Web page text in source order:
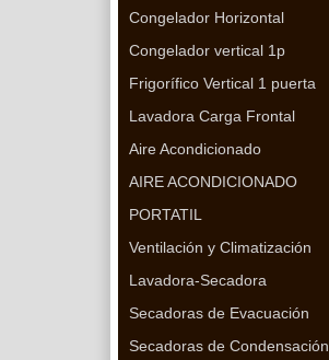
Congelador Horizontal
Congelador vertical 1p
Frigorífico Vertical 1 puerta
Lavadora Carga Frontal
Aire Acondicionado
AIRE ACONDICIONADO
PORTATIL
Ventilación y Climatización
Lavadora-Secadora
Secadoras de Evacuación
Secadoras de Condensación